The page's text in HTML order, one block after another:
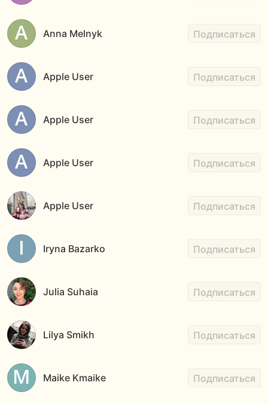
Anna Melnyk Подписаться
Apple User Подписаться
Apple User Подписаться
Apple User Подписаться
Apple User Подписаться
Iryna Bazarko Подписаться
Julia Suhaia Подписаться
Lilya Smikh Подписаться
Maike Kmaike Подписаться